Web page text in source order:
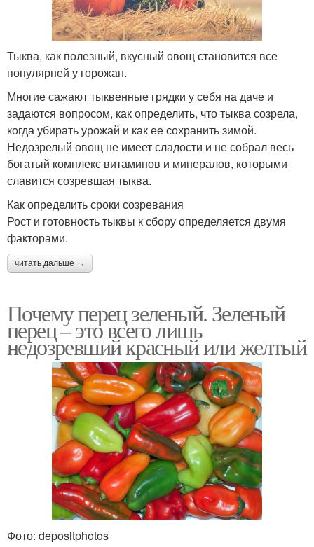
Тыква, как полезный, вкусный овощ становится все
популярней у горожан.
Многие сажают тыквенные грядки у себя на даче и
задаются вопросом, как определить, что тыква созрела,
когда убирать урожай и как ее сохранить зимой.
Недозрелый овощ не имеет сладости и не собрал весь
богатый комплекс витаминов и минералов, которыми
славится созревшая тыква.
Как определить сроки созревания
Рост и готовность тыквы к сбору определяется двумя
факторами.
читать дальше →
Почему перец зеленый. Зеленый
перец – это всего лишь
недозревший красный или желтый
Фото: depositphotos